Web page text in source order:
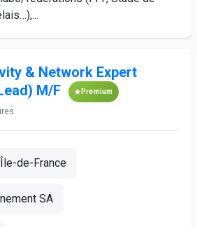
& Network Expert
M/F
Premium
de-France
SA